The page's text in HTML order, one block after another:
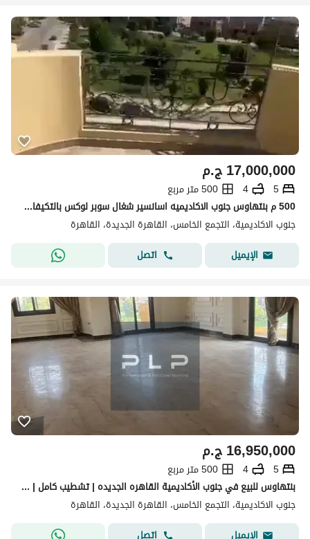
ج.م17,000,000
5
4
500 متر مربع
500 م بنتهاوس جنوب الاكاديميه اسانسير شغال سوبر لوكس بالتكيفات علي حديقه كبيره
جنوب الاكاديمية، التجمع الخامس، القاهرة الجديدة، القاهرة
الإيميل
اتصل
ج.م16,950,000
5
4
500 متر مربع
بنتهاوس للبيع في جنوب الأكاديمية القاهره الجديده | تشطيب كامل | مساحة 500 متر
جنوب الاكاديمية، التجمع الخامس، القاهرة الجديدة، القاهرة
الإيميل
اتصل